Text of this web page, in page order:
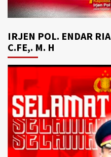
IRJEN POL. ENDAR
C.FE,. M. H